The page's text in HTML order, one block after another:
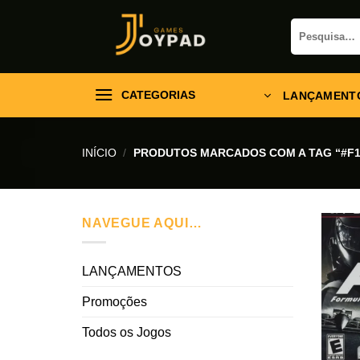
Pesquisar
por:
CATEGORIAS
INÍCIO / PRODUTOS MARCADOS COM A TAG
NAVEGUE AQUI…
LANÇAMENTOS
Promoções
Todos os Jogos